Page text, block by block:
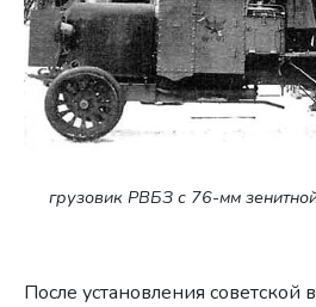
грузовик РВБЗ с 76-мм
После установления советской